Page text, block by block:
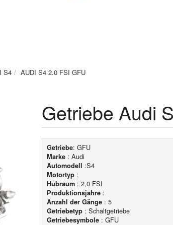
S4 AUDI S4 2.0 FSI GFU
Getriebe Audi
Getriebe: GFU
Marke: Audi
Automodell :S4
Motortyp:
Hubraum: 2,0 FSI
Produktionsjahre:
Anzahl der Gänge: 5
Getriebetyp: Schaltgetriebe
Getriebesymbole: GFU